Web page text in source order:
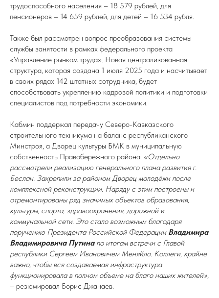
трудоспособного населения – 18 579 рублей, для
пенсионеров – 14 659 рублей, для детей – 16 534 рубля.
Также был рассмотрен вопрос преобразования системы
службы занятости в рамках федерального проекта
«Управление рынком труда». Новая централизованная
структура, которая создана 1 июля 2025 года и насчитывает
в своих рядах 142 штатных сотрудника, будет
способствовать укреплению кадровой политики и подготовки
специалистов под потребности экономики.
Кабмин поддержал передачу Северо-Кавказского
строительного техникума на баланс республиканского
Минстроя, а Дворец культуры БМК в муниципальную
собственность Правобережного района. «Отдельно
рассмотрели реализацию генерального плана развития г.
Беслан. Закрепили за районом Дворец молодёжи после
комплексной реконструкции. Наряду с этим построены и
отремонтированы ряд значимых объектов образования,
культуры, спорта, здравоохранения, дорожной и
коммунальной сети. Это стало возможным благодаря
поручению Президента Российской Федерации Владимира
Владимировича Путинапо итогам встречи с Главой
республики Сергеем Ивановичем Меняйло. Коллеги, крайне
важно, чтобы вся создаваемая инфраструктура
функционировала в полном объеме на благо наших жителей»,
– резюмировал Борис Джанаев.